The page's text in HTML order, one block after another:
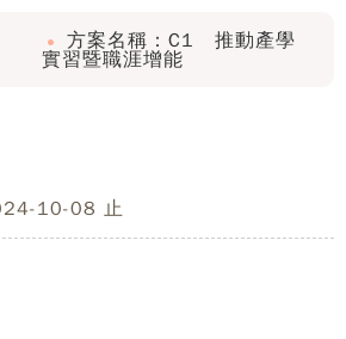
方案名稱：C1 推動產學
實習暨職涯增能
10-08 止